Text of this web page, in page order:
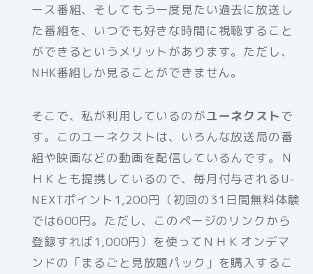
ース番組、そしてもう一度見たい過去に放送し
た番組を、いつでも好きな時間に視聴すること
ができるというメリットがあります。ただし、
NHK番組しか見ることができません。
そこで、私が利用しているのがユーネクストで
す。このユーネクストは、いろんな放送局の番
組や映画などの動画を配信しているんです。Ｎ
ＨＫとも提携しているので、毎月付与されるU-
NEXTポイント1,200円（初回の31日間無料体験
では600円。ただし、このページのリンクから
登録すれば1,000円）を使ってＮＨＫオンデマ
ンドの「まるごと見放題パック」を購入するこ